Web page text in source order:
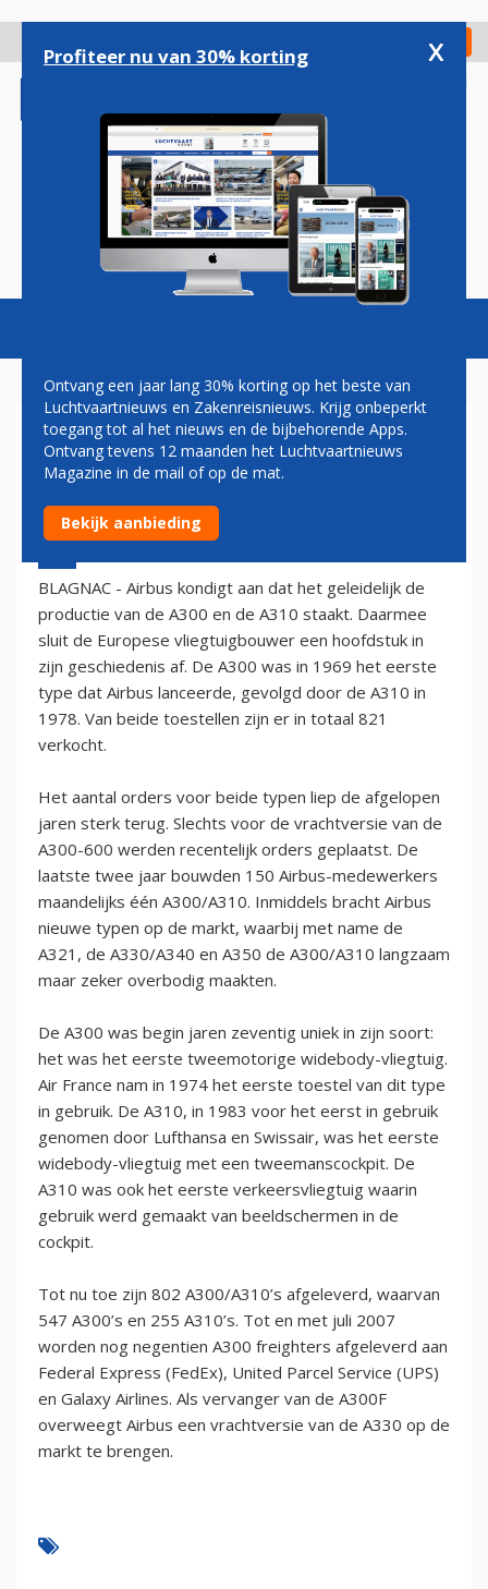
gaan
Check in
Magazine Podcasts Vacatures
AIRBUS KONDIGT EINDE
PRODUCTIE A300/A310 AAN
7 maart 2006 - 1:00
BLAGNAC - Airbus kondigt aan dat het geleidelijk de
productie van de A300 en de A310 staakt. Daarmee
sluit de Europese vliegtuigbouwer een hoofdstuk in
zijn geschiedenis af. De A300 was in 1969 het eerste
type dat Airbus lanceerde, gevolgd door de A310 in
1978. Van beide toestellen zijn er in totaal 821
verkocht.
Het aantal orders voor beide typen liep de afgelopen
jaren sterk terug. Slechts voor de vrachtversie van de
A300-600 werden recentelijk orders geplaatst. De
laatste twee jaar bouwden 150 Airbus-medewerkers
maandelijks één A300/A310. Inmiddels bracht Airbus
nieuwe typen op de markt, waarbij met name de
A321, de A330/A340 en A350 de A300/A310 langzaam
maar zeker overbodig maakten.
De A300 was begin jaren zeventig uniek in zijn soort:
het was het eerste tweemotorige widebody-vliegtuig.
Air France nam in 1974 het eerste toestel van dit type
in gebruik. De A310, in 1983 voor het eerst in gebruik
genomen door Lufthansa en Swissair, was het eerste
widebody-vliegtuig met een tweemanscockpit. De
A310 was ook het eerste verkeersvliegtuig waarin
gebruik werd gemaakt van beeldschermen in de
cockpit.
Tot nu toe zijn 802 A300/A310’s afgeleverd, waarvan
547 A300’s en 255 A310’s. Tot en met juli 2007
worden nog negentien A300 freighters afgeleverd aan
Federal Express (FedEx), United Parcel Service (UPS)
en Galaxy Airlines. Als vervanger van de A300F
overweegt Airbus een vrachtversie van de A330 op de
markt te brengen.
Profiteer nu van 30% korting x
Ontvang een jaar lang 30% korting op het beste van
Luchtvaartnieuws en Zakenreisnieuws. Krijg onbeperkt
toegang tot al het nieuws en de bijbehorende Apps.
Ontvang tevens 12 maanden het Luchtvaartnieuws
Magazine in de mail of op de mat.
Bekijk aanbieding